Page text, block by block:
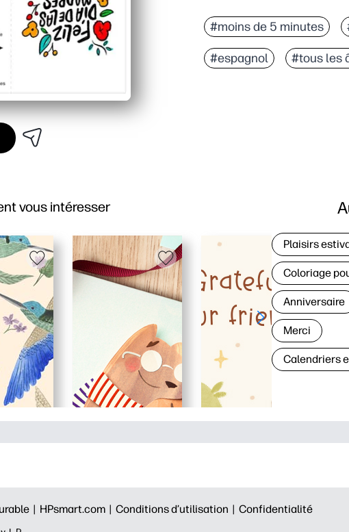
Vous pouvez imprimer,
L'accueil en espagnol
Les œuvres d'art
#moins de 5 minutes
#espagnol #tous les
vous intéresser
Plaisirs
Coloriage
Anniversaire
Merci
Calendriers
| HPsmart.com | Conditions d’utilisation | Confidentialité